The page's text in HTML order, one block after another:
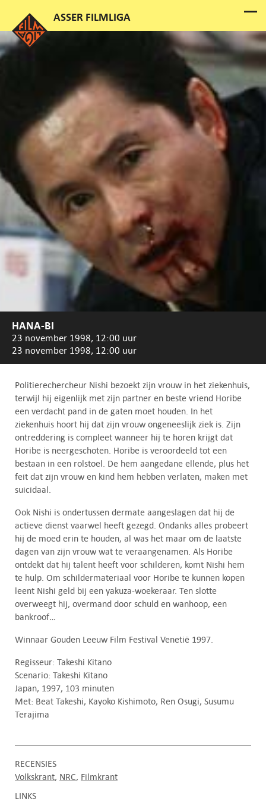
HANA-BI
23 november 1998, 12:00 uur
23 november 1998, 12:00 uur
Politierechercheur Nishi bezoekt zijn vrouw in het ziekenhuis,
terwijl hij eigenlijk met zijn partner en beste vriend Horibe
een verdacht pand in de gaten moet houden. In het
ziekenhuis hoort hij dat zijn vrouw ongeneeslijk ziek is. Zijn
ontreddering is compleet wanneer hij te horen krijgt dat
Horibe is neergeschoten. Horibe is veroordeeld tot een
bestaan in een rolstoel. De hem aangedane ellende, plus het
feit dat zijn vrouw en kind hem hebben verlaten, maken met
suicidaal.
Ook Nishi is ondertussen dermate aangeslagen dat hij de
actieve dienst vaarwel heeft gezegd. Ondanks alles probeert
hij de moed erin te houden, al was het maar om de laatste
dagen van zijn vrouw wat te veraangenamen. Als Horibe
ontdekt dat hij talent heeft voor schilderen, komt Nishi hem
te hulp. Om schildermateriaal voor Horibe te kunnen kopen
leent Nishi geld bij een yakuza-woekeraar. Ten slotte
overweegt hij, overmand door schuld en wanhoop, een
bankroof…
Winnaar Gouden Leeuw Film Festival Venetië 1997.
Regisseur: Takeshi Kitano
Scenario: Takeshi Kitano
Japan, 1997, 103 minuten
Met: Beat Takeshi, Kayoko Kishimoto, Ren Osugi, Susumu
Terajima
RECENSIES
Volkskrant NRC Filmkrant
LINKS